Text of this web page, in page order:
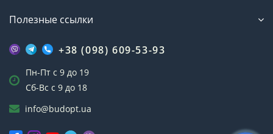
Полезные ссылки
+38 (098) 609-53-93
Пн-Пт с 9 до 19
Сб-Вс с 9 до 18
info@budopt.ua